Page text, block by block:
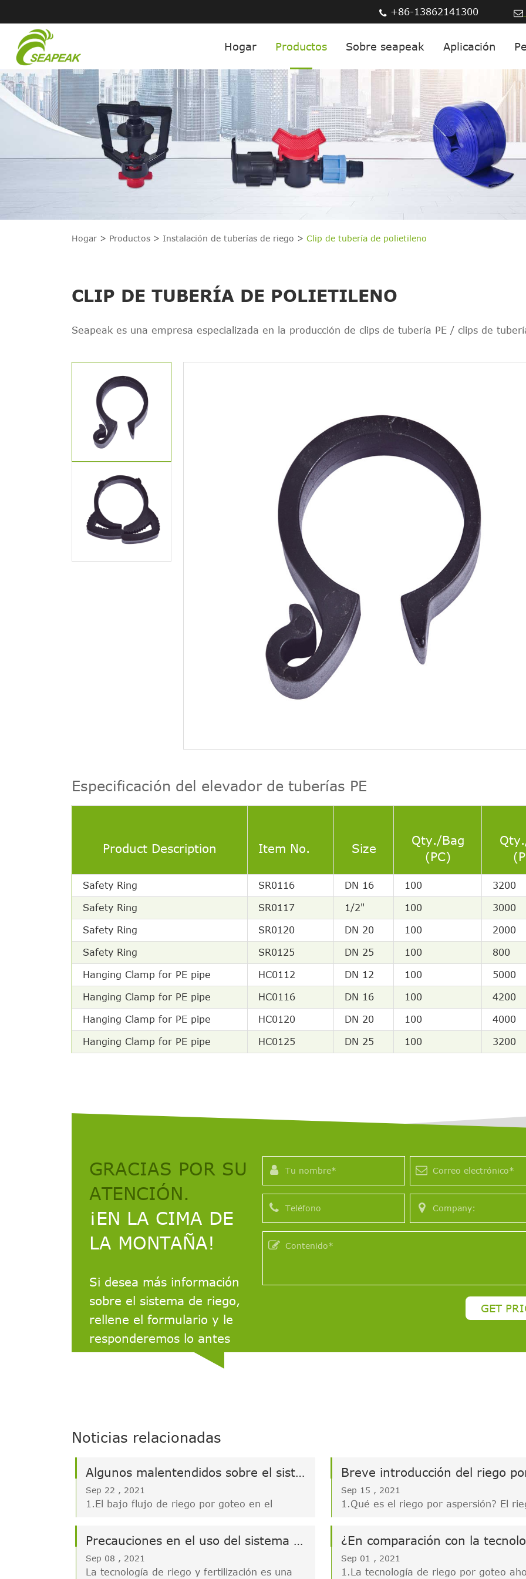
+86-13862141300
Hogar Productos Sobre seapeak Aplicación
Hogar Productos Instalación de tuberías de riego Clip de tubería de polietileno
CLIP DE TUBERÍA DE POLIETILENO
Seapeak es una empresa especializada en la producción de clips de tubería PE / clips de
Especificación del elevador de tuberías PE
Product Description Item No. Size
Qty./Bag
(PC)
Safety Ring SR0116 DN 16 100 3200
Safety Ring SR0117 1/2" 100 3000
Safety Ring SR0120 DN 20 100 2000
Safety Ring SR0125 DN 25 100 800
Hanging Clamp for PE pipe HC0112 DN 12 100 5000
Hanging Clamp for PE pipe HC0116 DN 16 100 4200
Hanging Clamp for PE pipe HC0120 DN 20 100 4000
Hanging Clamp for PE pipe HC0125 DN 25 100 3200
GRACIAS POR SU
ATENCIÓN.
¡EN LA CIMA DE
LA MONTAÑA!
Si desea más información
sobre el sistema de riego,
rellene el formulario y le
responderemos lo antes
posible.
GET
Noticias relacionadas
Sep 22 , 2021
1.El bajo flujo de riego por goteo en el
usuarios a menudo no puedan ver el proceso
largo, se producirán fugas profundas y
Sep 15 , 2021
1.Qué es el riego por aspersión? El
la presión de la bomba de agua o la
natural para transportar el agua de
campo a través del sistema de riego
Sep 08 , 2021
La tecnología de riego y fertilización es una
Sep 01 , 2021
1.La tecnología de riego por goteo